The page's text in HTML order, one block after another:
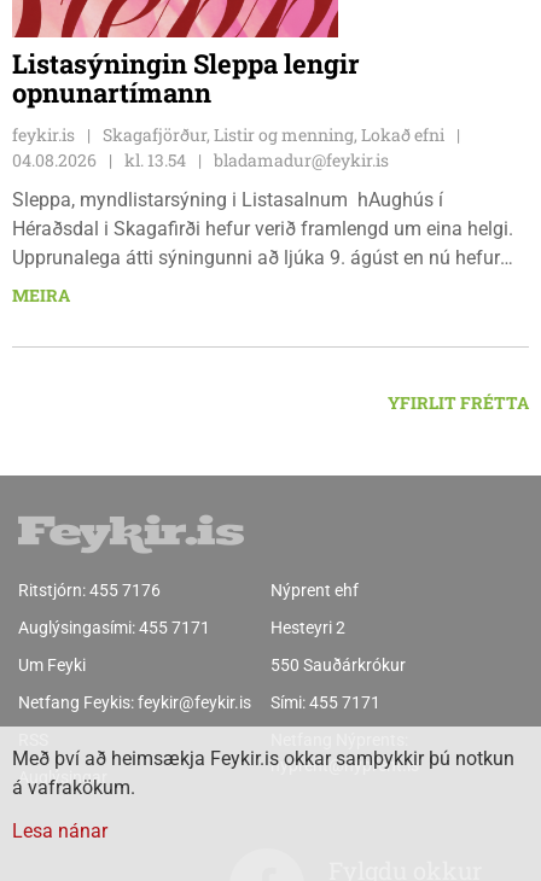
Listasýningin Sleppa lengir
opnunartímann
feykir.is
Skagafjörður, Listir og menning, Lokað efni
04.08.2026
kl. 13.54
bladamadur@feykir.is
Sleppa, myndlistarsýning i Listasalnum hAughús í
Héraðsdal i Skagafirði hefur verið framlengd um eina helgi.
Upprunalega átti sýningunni að ljúka 9. ágúst en nú hefur
opnunartíminn verið framlengdur til 15. ágúst. Opið er á
MEIRA
YFIRLIT FRÉTTA
Ritstjórn:455 7176
Auglýsingasími:455 7171
Um Feyki
Netfang Feykis:feykir@feykir.is
Auglýsingar
Nýprent ehf
Hesteyri 2
550 Sauðárkrókur
Sími:455 7171
nyprent@nyprent.is
Með því að heimsækja Feykir.is okkar samþykkir þú notkun
á vafrakökum.
Lesa nánar